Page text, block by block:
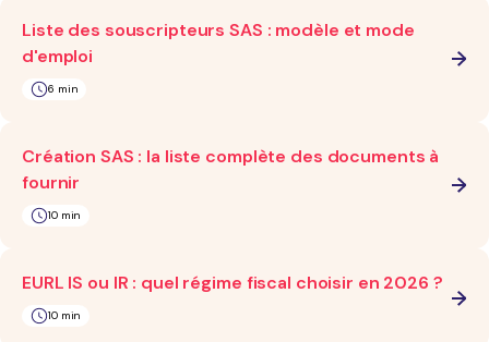
Liste des souscripteurs SAS : modèle et mode
d'emploi
6 min
Création SAS : la liste complète des documents à
fournir
10 min
EURL IS ou IR : quel régime fiscal choisir en 2026 ?
10 min